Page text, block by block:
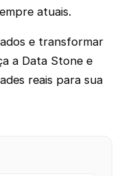
atuais.
e transformar
a Data Stone e
reais para sua